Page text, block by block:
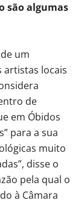
são algumas
um
locais
de
em Óbidos
para a sua
muito
disse o
pela qual o
à Câmara